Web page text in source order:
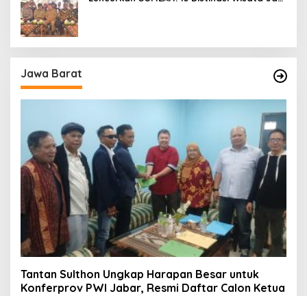
Jawa Barat
Tantan Sulthon Ungkap Harapan Besar untuk
Konferprov PWI Jabar, Resmi Daftar Calon Ketua